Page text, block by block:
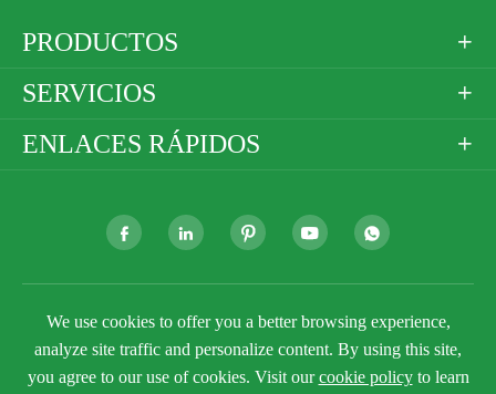
PRODUCTOS 
SERVICIOS 
ENLACES RÁPIDOS 
    
Derechos DE AUTOR ©Golden Paper Company
LimitedTodos los derechos reservados.
Sitemap
Política de privacidad

We use cookies to offer you a better browsing experience,
analyze site traffic and personalize content. By using this site,
you agree to our use of cookies. Visit ourcookie policyto learn